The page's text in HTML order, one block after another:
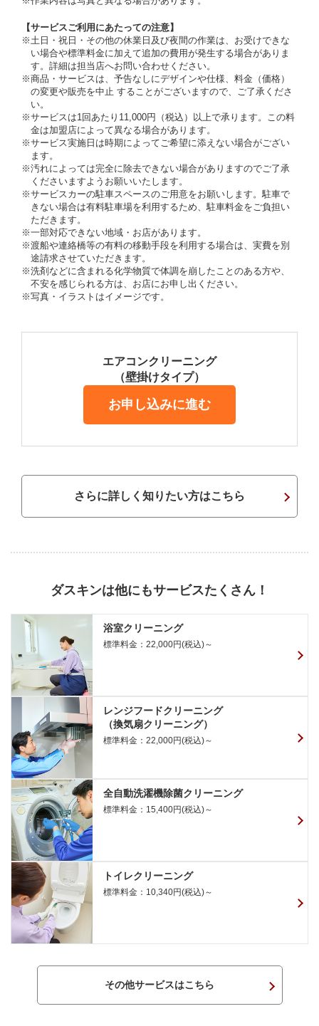
【サービスご利用にあたっての注意】
※土日・祝日・その他の休業日及び夜間の作業は、お受けできな
い場合や標準料金に加えて追加の費用が発生する場合がありま
す。詳細は担当店へお問い合わせください。
※商品・サービスは、予告なしにデザインや仕様、料金（価格）
の変更や販売を中止 することがございますので、ご了承くださ
い。
※サービスは1回あたり11,000円（税込）以上で承ります。この料
金は加盟店によって異なる場合があります。
※サービス実施日は時期によってご希望に添えない場合がござい
ます。
※汚れによっては完全に除去できない場合がありますのでご了承
くださいますようお願いいたします。
※サービスカーの駐車スペースのご用意をお願いします。駐車で
きない場合は有料駐車場を利用するため、駐車料金をご負担い
ただきます。
※一部対応できない地域・お店があります。
※渡船や連絡橋等の有料の移動手段を利用する場合は、実費を別
途請求させていただきます。
※洗剤などに含まれる化学物質で体調を崩したことのある方や、
不安を感じられる方は、お店にお申し出ください。
※写真・イラストはイメージです。
エアコンクリーニング
（壁掛けタイプ）
お申し込みに進む
さらに詳しく知りたい方はこちら
ダスキンは他にもサービスたくさん！
浴室クリーニング
標準料金：22,000円(税込)～
レンジフードクリーニング
（換気扇クリーニング）
標準料金：22,000円(税込)～
全自動洗濯機除菌クリーニング
標準料金：15,400円(税込)～
トイレクリーニング
標準料金：10,340円(税込)～
その他サービスはこちら